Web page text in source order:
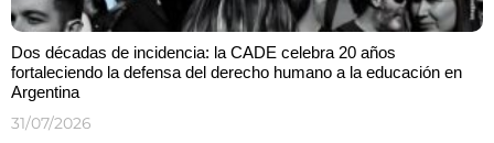
Dos décadas de incidencia: la CADE celebra 20 años
fortaleciendo la defensa del derecho humano a la educación en
Argentina
31/07/2026